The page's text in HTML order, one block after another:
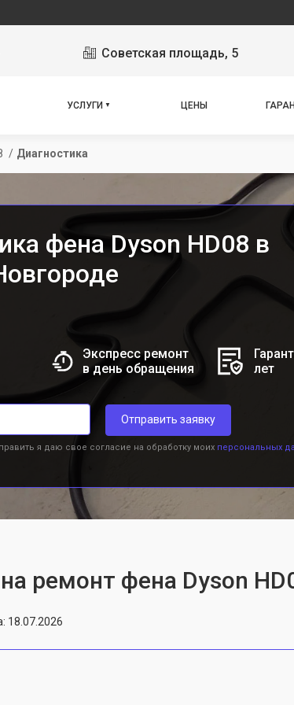
Советская площадь, 5
УСЛУГИ ЦЕНЫ
/ Диагностика
фена Dyson HD08 в
Экспресс ремонт
в день обращения
лет
Отправить заявку
я даю свое согласие на обработку моих персональных
ремонт фена Dyson
18.07.2026